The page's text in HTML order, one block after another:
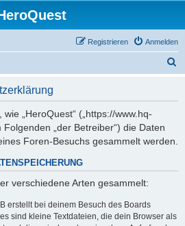
Anmelden
Registrieren
„HeroQuest“ („https://www.hq-
„der Betreiber“) die Daten
Foren-Besuchs gesammelt werden.
verschiedene Arten gesammelt:
erstellt bei deinem Besuch des Boards
sind kleine Textdateien, die dein Browser als